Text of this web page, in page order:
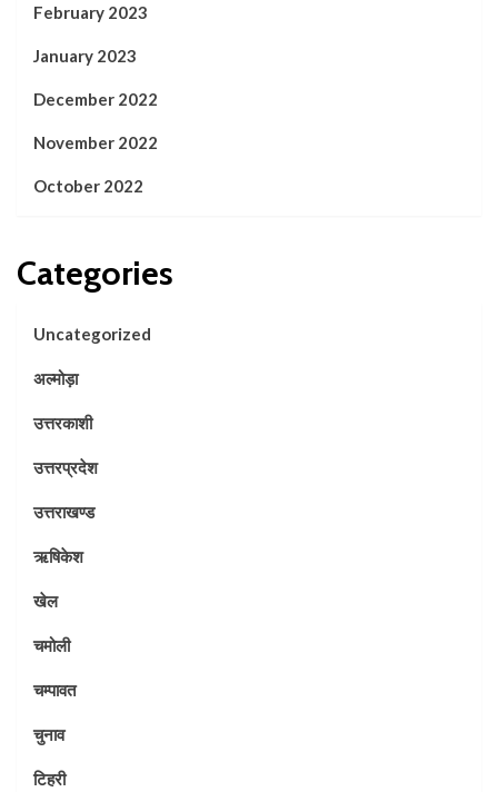
February 2023
January 2023
December 2022
November 2022
October 2022
Categories
Uncategorized
अल्मोड़ा
उत्तरकाशी
उत्तरप्रदेश
उत्तराखण्ड
ऋषिकेश
खेल
चमोली
चम्पावत
चुनाव
टिहरी